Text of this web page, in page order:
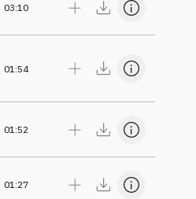
03:10
01:54
01:52
01:27